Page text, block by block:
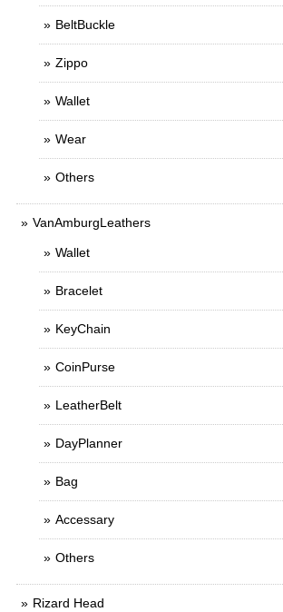
BeltBuckle
Zippo
Wallet
Wear
Others
VanAmburgLeathers
Wallet
Bracelet
KeyChain
CoinPurse
LeatherBelt
DayPlanner
Bag
Accessary
Others
Rizard Head